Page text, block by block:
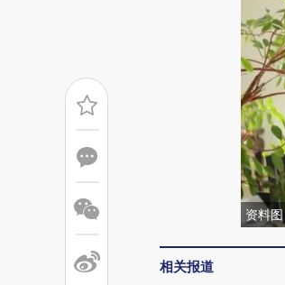
资料
相关报道